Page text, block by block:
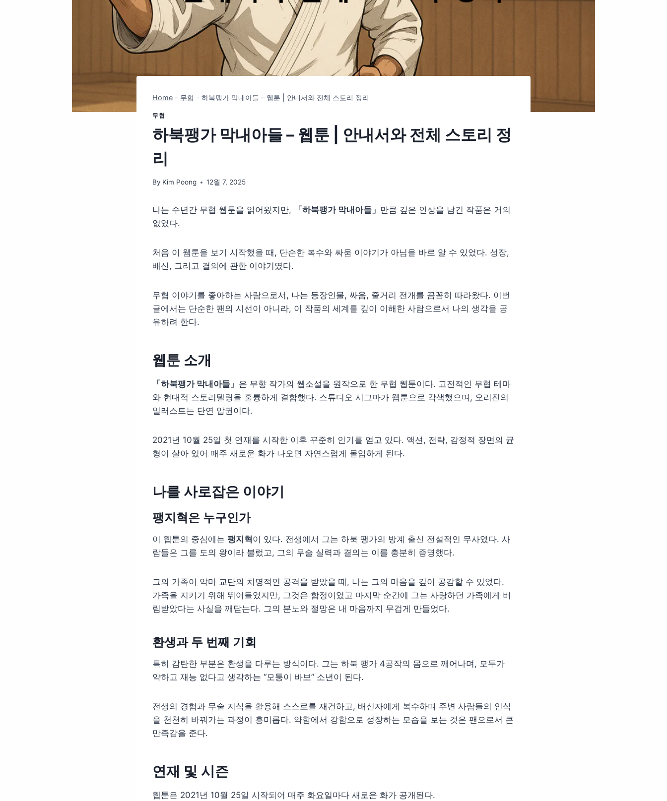
Home - 무협 - 하북팽가 막내아들 – 웹툰 | 안내서와 전체 스토리 정리
무협
하북팽가 막내아들 – 웹툰 | 안내서와 전체 스토리 정
리
By Kim Poong 12월 7, 2025
나는 수년간 무협 웹툰을 읽어왔지만, 「하북팽가 막내아들」 만큼 깊은 인상을 남긴 작품은 거의
없었다.
처음 이 웹툰을 보기 시작했을 때, 단순한 복수와 싸움 이야기가 아님을 바로 알 수 있었다. 성장,
배신, 그리고 결의에 관한 이야기였다.
무협 이야기를 좋아하는 사람으로서, 나는 등장인물, 싸움, 줄거리 전개를 꼼꼼히 따라왔다. 이번
글에서는 단순한 팬의 시선이 아니라, 이 작품의 세계를 깊이 이해한 사람으로서 나의 생각을 공
유하려 한다.
웹툰 소개
「하북팽가 막내아들」 은 무향 작가의 웹소설을 원작으로 한 무협 웹툰이다. 고전적인 무협 테마
와 현대적 스토리텔링을 훌륭하게 결합했다. 스튜디오 시그마가 웹툰으로 각색했으며, 오리진의
일러스트는 단연 압권이다.
2021년 10월 25일 첫 연재를 시작한 이후 꾸준히 인기를 얻고 있다. 액션, 전략, 감정적 장면의 균
형이 살아 있어 매주 새로운 화가 나오면 자연스럽게 몰입하게 된다.
나를 사로잡은 이야기
팽지혁은 누구인가
이 웹툰의 중심에는 팽지혁 이 있다. 전생에서 그는 하북 팽가의 방계 출신 전설적인 무사였다. 사
람들은 그를 도의 왕이라 불렀고, 그의 무술 실력과 결의는 이를 충분히 증명했다.
그의 가족이 악마 교단의 치명적인 공격을 받았을 때, 나는 그의 마음을 깊이 공감할 수 있었다.
가족을 지키기 위해 뛰어들었지만, 그것은 함정이었고 마지막 순간에 그는 사랑하던 가족에게 버
림받았다는 사실을 깨닫는다. 그의 분노와 절망은 내 마음까지 무겁게 만들었다.
환생과 두 번째 기회
특히 감탄한 부분은 환생을 다루는 방식이다. 그는 하북 팽가 4공작의 몸으로 깨어나며, 모두가
약하고 재능 없다고 생각하는 “모퉁이 바보” 소년이 된다.
전생의 경험과 무술 지식을 활용해 스스로를 재건하고, 배신자에게 복수하며 주변 사람들의 인식
을 천천히 바꿔가는 과정이 흥미롭다. 약함에서 강함으로 성장하는 모습을 보는 것은 팬으로서 큰
만족감을 준다.
연재 및 시즌
웹툰은 2021년 10월 25일 시작되어 매주 화요일마다 새로운 화가 공개된다.